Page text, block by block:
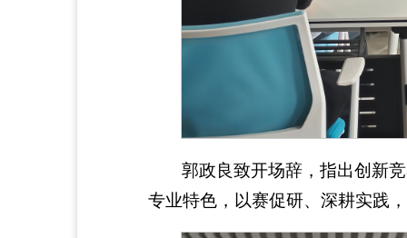
郭政良致开场辞，指出创新
专业特色，以赛促研、深耕实践